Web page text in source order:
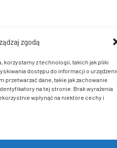
zgodą
korzystamy z technologii, takich jak pliki
dostępu do informacji o
przetwarzać dane, takie jak zachowanie
na tej stronie. Brak wyrażenia
wpłynąć na niektóre cechy i